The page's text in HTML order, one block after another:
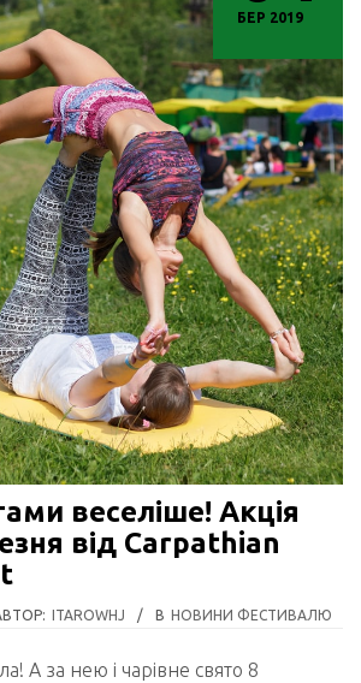
БЕР 2019
веселіше! Акція
від Carpathian
ITAROWHJ / В НОВИНИ ФЕСТИВАЛЮ
А за нею і чарівне свято 8